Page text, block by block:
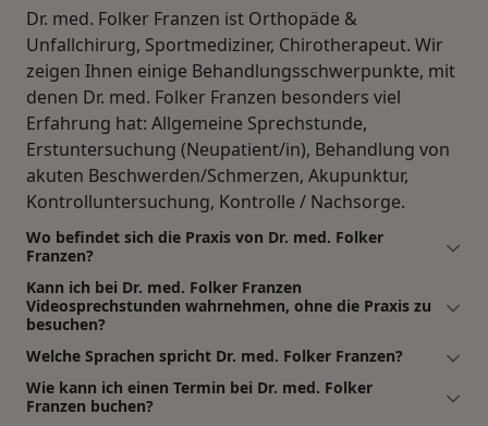
Dr. med. Folker Franzen ist Orthopäde &
Unfallchirurg, Sportmediziner, Chirotherapeut. Wir
zeigen Ihnen einige Behandlungsschwerpunkte, mit
denen Dr. med. Folker Franzen besonders viel
Erfahrung hat: Allgemeine Sprechstunde,
Erstuntersuchung (Neupatient/in), Behandlung von
akuten Beschwerden/Schmerzen, Akupunktur,
Kontrolluntersuchung, Kontrolle / Nachsorge.
Wo befindet sich die Praxis von Dr. med. Folker
Franzen?
Kann ich bei Dr. med. Folker Franzen
Videosprechstunden wahrnehmen, ohne die Praxis zu
besuchen?
Welche Sprachen spricht Dr. med. Folker Franzen?
Wie kann ich einen Termin bei Dr. med. Folker
Franzen buchen?